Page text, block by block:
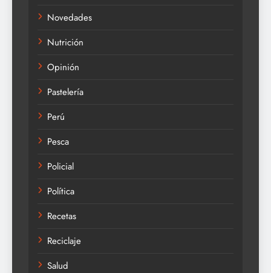
Novedades
Nutrición
Opinión
Pastelería
Perú
Pesca
Policial
Política
Recetas
Reciclaje
Salud